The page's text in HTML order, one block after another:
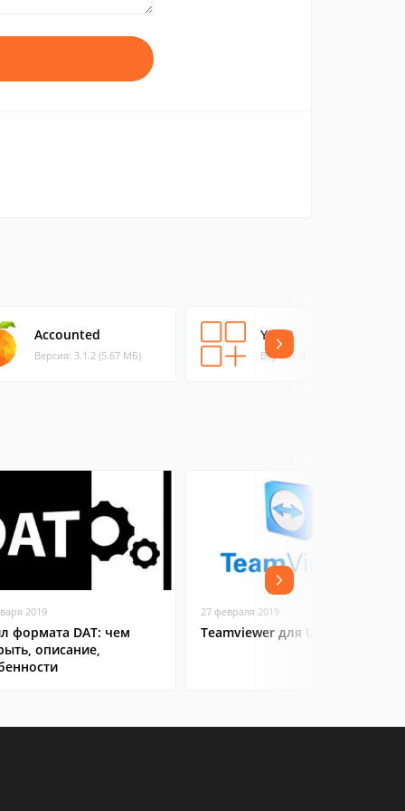
Accounted
Версия: 3.1.2 (5.67 МБ)
YNAB
Версия: 4.3.655 (27.99 МБ)
2019
формата DAT: чем
описание,
27 февраля 2019
Teamviewer для Ubuntu